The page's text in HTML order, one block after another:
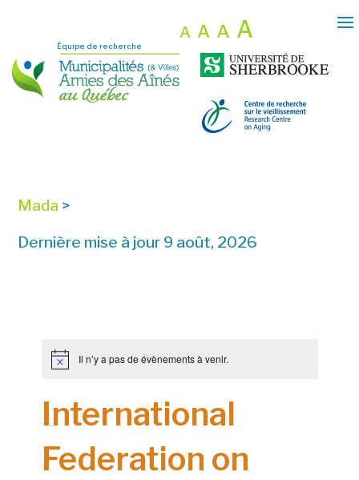
Équipe de recherche
A A A A
Mada >
Dernière mise à jour 9 août, 2026
Il n’y a pas de évènements à venir.
International
Federation on